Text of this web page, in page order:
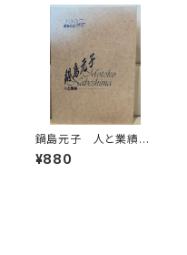
鍋島元子 人と業績
還暦記念1997【編集：
古楽研究会 Origo et
¥880